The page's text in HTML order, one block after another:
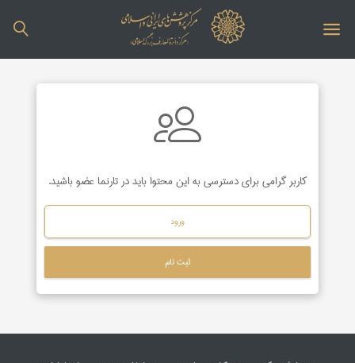
کاربر گرامی برای دسترسی به این محتوا باید در تارنما عضو باشید.
ورود
ثبت نام